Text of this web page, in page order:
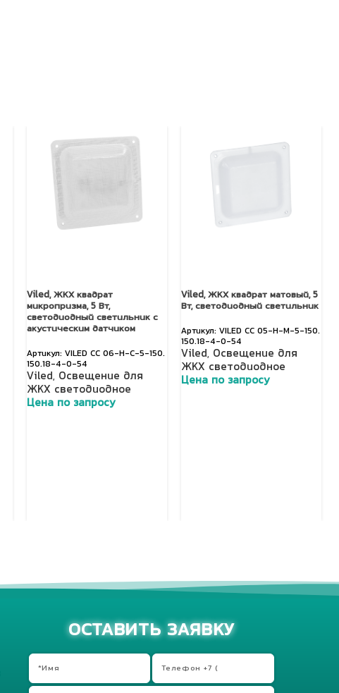
Viled, ЖКХ квадрат
микропризма, 5 Вт,
светодиодный светильник с
акустическим датчиком
VILED СС 06-Н-С-5-150.
150.18-4-0-54
Viled, Освещение для
ЖКХ светодиодное
Цена по запросу
Viled, ЖКХ квадрат матовый, 5
Вт, светодиодный светильник
VILED CC 05-Н-М-5-150.
150.18-4-0-54
Viled, Освещение для
ЖКХ светодиодное
Цена по запросу
ОСТАВИТЬ ЗАЯВКУ